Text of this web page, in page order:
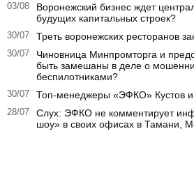
03/08
Воронежский бизнес ждет
будущих капитальных строек?
30/07 Треть воронежских ресторанов
30/07
Чиновница Минпромторга и
быть замешаны в деле о
беспилотниками?
30/07 Топ-менеджеры «ЭФКО» Кустов
28/07
Слух: ЭФКО не комментирует
шоу» в своих офисах в Тамани,